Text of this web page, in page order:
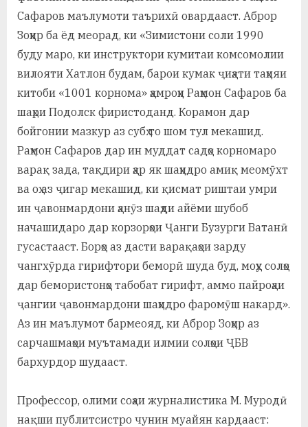
Сафаров маълумоти таърихӣ овардааст. Аброр
Зоҳир ба ёд меорад, ки «Зимистони соли 1990
буду маро, ки инструктори кумитаи комсомолии
вилояти Хатлон будам, барои кумак ҷиҳати таҳияи
китоби «1001 корнома» ҳамроҳи Раҳмон Сафаров ба
шаҳри Подолск фиристоданд. Корамон дар
бойгонии мазкур аз субҳ то шом тул мекашид.
Раҳмон Сафаров дар ин муддат садҳо корномаро
варақ зада, тақдири ҳар як шаҳидро амиқ меомӯхт
ва оҳ аз ҷигар мекашид, ки қисмат риштаи умри
ин ҷавонмардони ҳанӯз шаҳди айёми шубоб
начашидаро дар корзорҳои Ҷанги Бузурги Ватанӣ
гусастааст. Борҳо аз дасти варақаҳои зарду
чангхӯрда гирифтори беморӣ шуда буд, моҳу солҳо
дар бемористонҳо табобат гирифт, аммо пайроҳаи
ҷангии ҷавонмардони шаҳидро фаромӯш накард».
Аз ин маълумот бармеояд, ки Аброр Зоҳир аз
сарчашмаҳои муътамади илмии солҳои ҶБВ
бархурдор шудааст.
Профессор, олими соҳаи журналистика М. Муродӣ
нақши публитсистро чунин муайян кардааст: